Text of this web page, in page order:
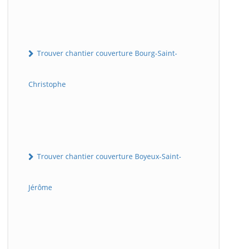
Trouver chantier couverture Bourg-Saint-
Christophe
Trouver chantier couverture Boyeux-Saint-
Jérôme